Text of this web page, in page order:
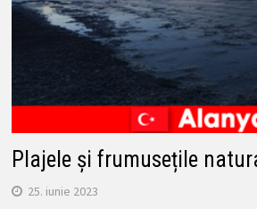
Plajele și frumusețile
25. iunie 2023